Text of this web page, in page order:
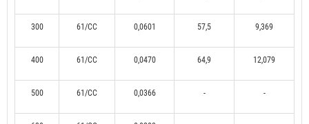
300 61/CC 0,0601 57,5 9,369
400 61/CC 0,0470 64,9 12,079
500 61/CC 0,0366 - -